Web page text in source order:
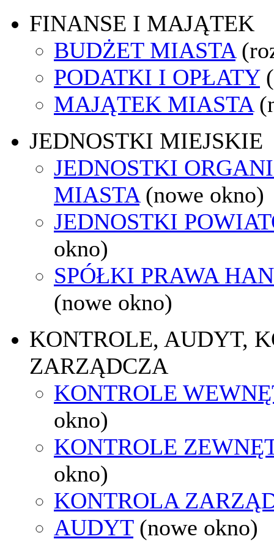
FINANSE I MAJĄTEK
BUDŻET MIASTA
PODATKI I OPŁATY
MAJĄTEK MIASTA
JEDNOSTKI MIEJSKIE
JEDNOSTKI
MIASTA (nowe okno)
JEDNOSTKI
okno)
SPÓŁKI PRAWA
(nowe okno)
KONTROLE, AUDYT,
ZARZĄDCZA
KONTROLE
okno)
KONTROLE
okno)
KONTROLA
AUDYT (nowe okno)